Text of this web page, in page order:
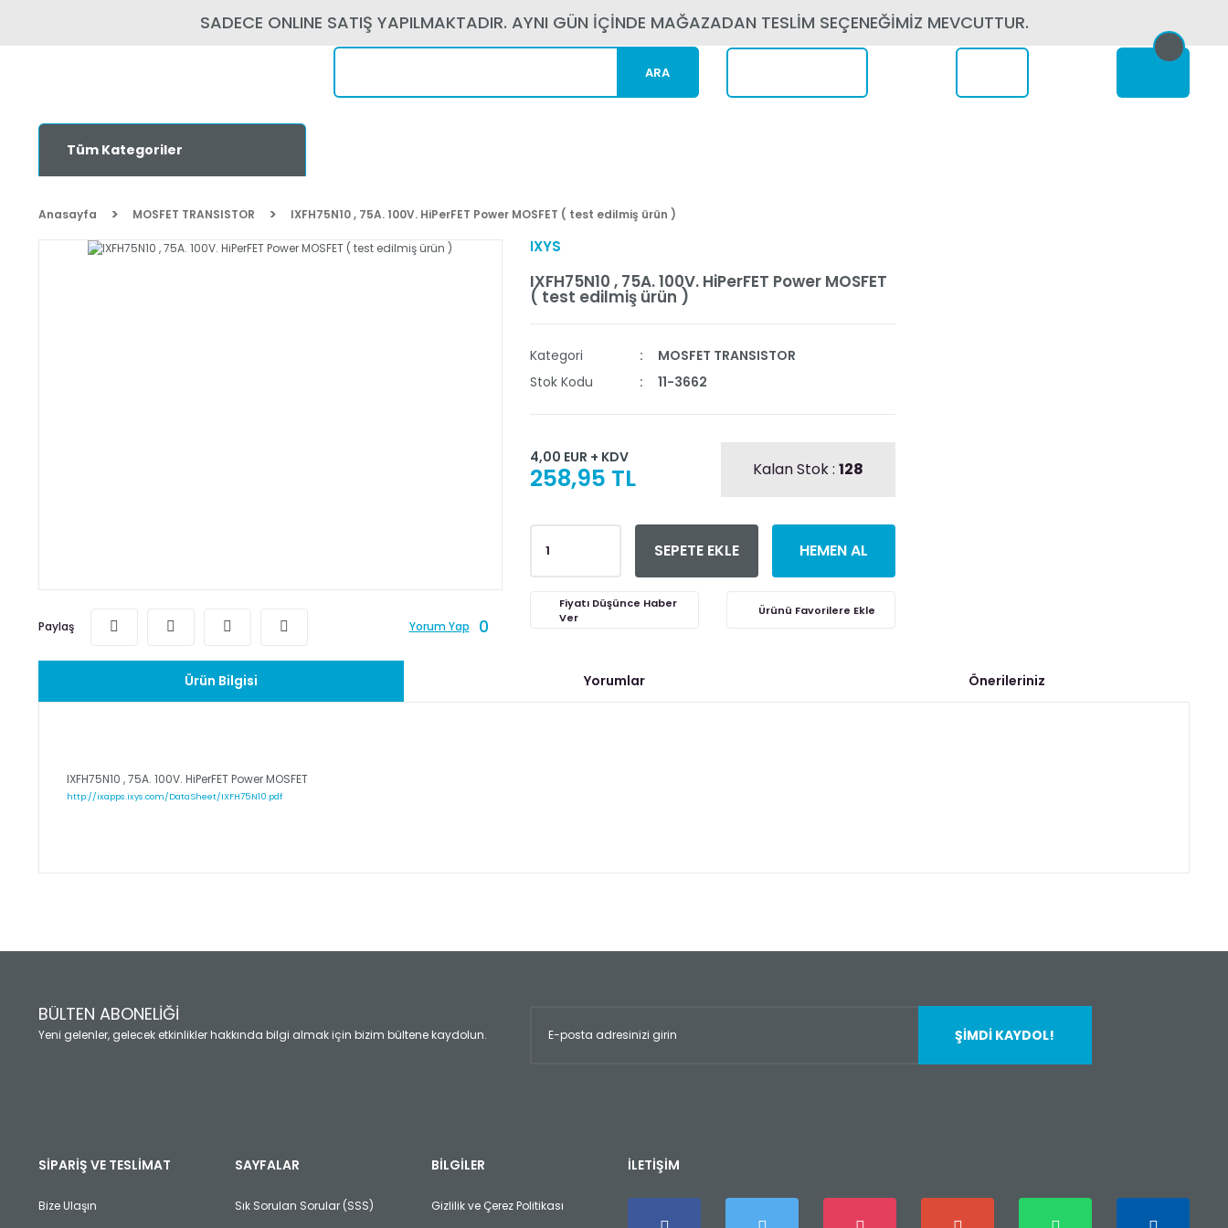
SADECE ONLINE SATIŞ YAPILMAKTADIR. AYNI GÜN İÇİNDE MAĞAZADAN TESLİM SEÇENEĞİMİZ MEVCUTTUR.
ARA
Tüm Kategoriler
Anasayfa MOSFET TRANSISTOR IXFH75N10 , 75A. 100V. HiPerFET Power MOSFET ( test edilmiş ürün )
Paylaş Yorum Yap 0
IXYS
IXFH75N10 , 75A. 100V. HiPerFET Power MOSFET
( test edilmiş ürün )
Kategori
MOSFET TRANSISTOR
Stok Kodu
11-3662
4,00 EUR + KDV
258,95 TL Kalan Stok : 128
SEPETE EKLE HEMEN AL
Fiyatı Düşünce Haber
Ver
Ürün Bilgisi Yorumlar Önerileriniz
IXFH75N10 , 75A. 100V. HiPerFET Power MOSFET
http://ixapps.ixys.com/DataSheet/IXFH75N10.pdf
Yorum Yaz
Ürün açıklamasında eksik bilgiler bulunuyor.
Ürün fiyatı diğer sitelerden daha pahalı.
Bu ürüne benzer farklı alternatifler olmalı.
BÜLTEN ABONELİĞİ
Yeni gelenler, gelecek etkinlikler hakkında bilgi almak için bizim bültene kaydolun. ŞİMDİ KAYDOL!
SİPARİŞ VE TESLİMAT
Bize Ulaşın
SAYFALAR
Sık Sorulan Sorular (SSS)
BİLGİLER
Gizlilik ve Çerez Politikası
İLETİŞİM